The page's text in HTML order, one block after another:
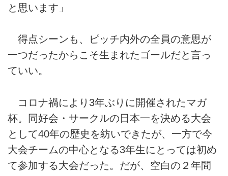
と思います」
得点シーンも、ピッチ内外の全員の意思が
一つだったからこそ生まれたゴールだと言っ
ていい。
コロナ禍により3年ぶりに開催されたマガ
杯。同好会・サークルの日本一を決める大会
として40年の歴史を紡いできたが、一方で今
大会チームの中心となる3年生にとっては初め
て参加する大会だった。だが、空白の２年間